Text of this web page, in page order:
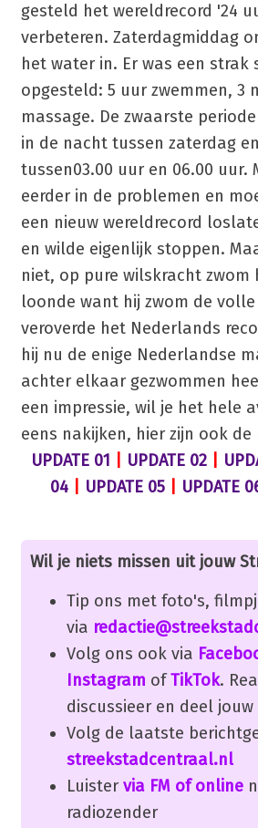
gesteld het wereldrecord '24
verbeteren. Zaterdagmiddag
het water in. Er was een strak
opgesteld: 5 uur zwemmen, 3
massage. De zwaarste
in de nacht tussen zaterdag
tussen03.00 uur en 06.00 uur.
eerder in de problemen en
een nieuw wereldrecord
en wilde eigenlijk stoppen.
niet, op pure wilskracht zwom
loonde want hij zwom de
veroverde het Nederlands
hij nu de enige Nederlandse
achter elkaar gezwommen
een impressie, wil je het hele
eens nakijken, hier zijn ook de
UPDATE 01
UPDATE 02|
04| UPDATE 05| UPDATE
Wil je niets missen uit jouw
Tip ons met foto's,
via
Volg ons ook via
Instagram ofTikTok.
discussieer en deel jouw
Volg de laatste
streekstadcentraal.nl
Luister via FM of online
radiozender